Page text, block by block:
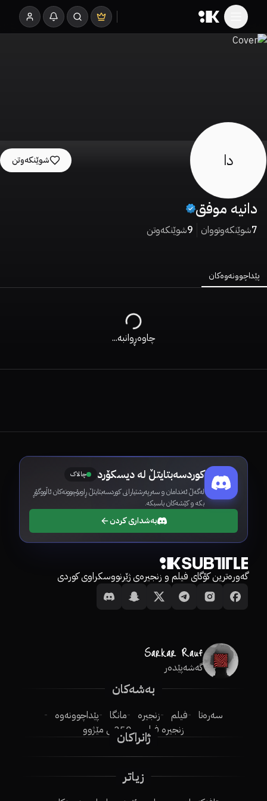
دا
دانیە موفق
7شوێنکەوتووان 9شوێنکەوتن
شوێنکەوتن
پێداچوونەوەکان
چاوەڕوانبە...
کوردسەبتایتڵ لە دیسکۆرد چالاک
لەگەڵ ئەندامان و سەرپەرشتیارانی کوردسەبتایتڵ ڕاوبۆچوونەکان ئاڵووگۆڕ
بکە و کێشەکان باسبکە.
بەشداری کردن
گەورەترین کۆگای فیلم و زنجیرەی ژێرنووسکراوی کوردی
گەشەپێدەر
بەشەکان
سەرەتا فیلم زنجیرە مانگا
پێداچوونەوە
زنجیرە فیلم
250ـی مێژوو
ژانراکان
زیاتر